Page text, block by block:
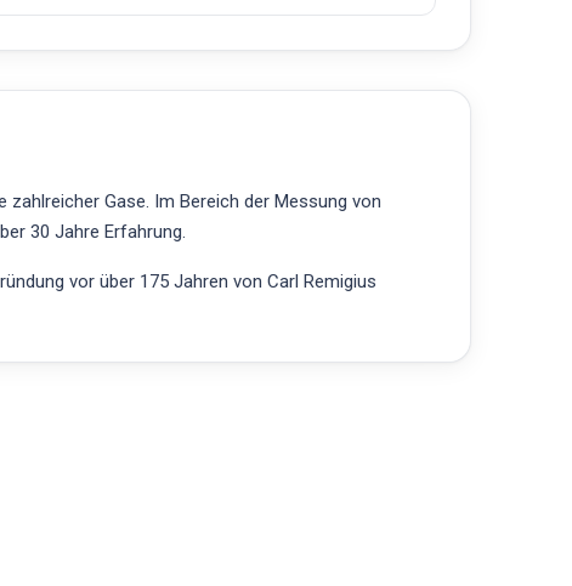
Gase. Im Bereich der Messung von
30 Jahre Erfahrung.
vor über 175 Jahren von Carl Remigius